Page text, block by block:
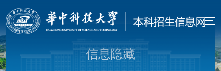
信息隐藏